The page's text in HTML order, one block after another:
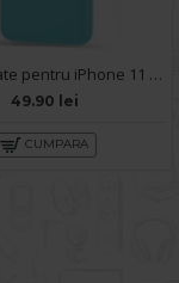
Husa spate pentru iPhone 11 - Silicon Line Bleu Ciel
49.90 lei
CUMPARA